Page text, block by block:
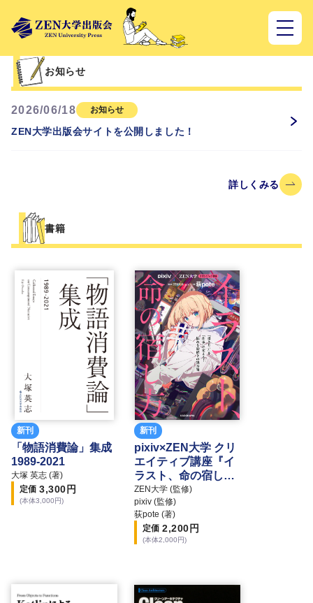
お知らせ
2026/06/18 お知らせ
ZEN大学出版会サイトを公開しました！
詳しくみる
書籍
新刊
「物語消費論」集成
1989-2021
大塚 英志 (著)
定価 3,300 円
(本体3,000円)
新刊
pixiv×ZEN大学 クリ
エイティブ講座『イ
ラスト、命の宿し
方』「描きたい」を
「仕事」に変える！
悩める絵描きの処方
箋
ZEN大学 (監修)
pixiv (監修)
荻pote (著)
定価 2,200 円
(本体2,000円)